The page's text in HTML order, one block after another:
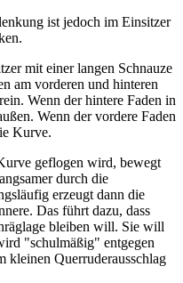
ist jedoch im Einsitzer
mit einer langen Schnauze
am vorderen und hinteren
Wenn der hintere Faden in
Wenn der vordere Faden
Kurve.
geflogen wird, bewegt
durch die
erzeugt dann die
Das führt dazu, dass
bleiben will. Sie will
"schulmäßig" entgegen
kleinen Querruderausschlag